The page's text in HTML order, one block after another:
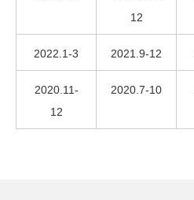
12
2022.1-3 2021.9-12
2020.11-
12
2020.7-10